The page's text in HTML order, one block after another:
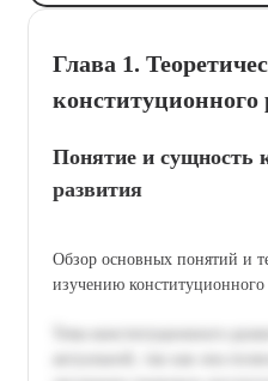
Глава 1.
конституционного
Понятие и сущность
развития
Обзор основных понятий и
изучению конституционного